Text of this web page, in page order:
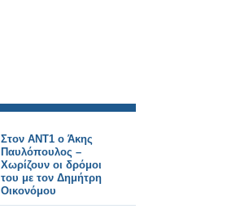
Στον ΑΝΤ1 ο Άκης
Παυλόπουλος –
Χωρίζουν οι δρόμοι
του με τον Δημήτρη
Οικονόμου